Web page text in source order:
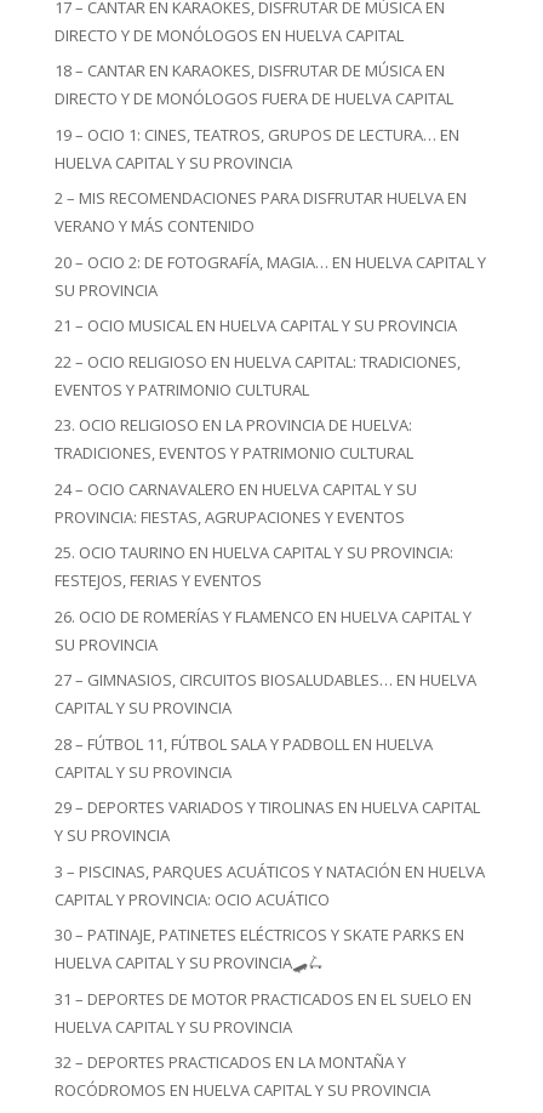
17 – CANTAR EN KARAOKES, DISFRUTAR DE MÚSICA EN
DIRECTO Y DE MONÓLOGOS EN HUELVA CAPITAL
18 – CANTAR EN KARAOKES, DISFRUTAR DE MÚSICA EN
DIRECTO Y DE MONÓLOGOS FUERA DE HUELVA CAPITAL
19 – OCIO 1: CINES, TEATROS, GRUPOS DE LECTURA… EN
HUELVA CAPITAL Y SU PROVINCIA
2 – MIS RECOMENDACIONES PARA DISFRUTAR HUELVA EN
VERANO Y MÁS CONTENIDO
20 – OCIO 2: DE FOTOGRAFÍA, MAGIA… EN HUELVA CAPITAL Y
SU PROVINCIA
21 – OCIO MUSICAL EN HUELVA CAPITAL Y SU PROVINCIA
22 – OCIO RELIGIOSO EN HUELVA CAPITAL: TRADICIONES,
EVENTOS Y PATRIMONIO CULTURAL
23. OCIO RELIGIOSO EN LA PROVINCIA DE HUELVA:
TRADICIONES, EVENTOS Y PATRIMONIO CULTURAL
24 – OCIO CARNAVALERO EN HUELVA CAPITAL Y SU
PROVINCIA: FIESTAS, AGRUPACIONES Y EVENTOS
25. OCIO TAURINO EN HUELVA CAPITAL Y SU PROVINCIA:
FESTEJOS, FERIAS Y EVENTOS
26. OCIO DE ROMERÍAS Y FLAMENCO EN HUELVA CAPITAL Y
SU PROVINCIA
27 – GIMNASIOS, CIRCUITOS BIOSALUDABLES… EN HUELVA
CAPITAL Y SU PROVINCIA
28 – FÚTBOL 11, FÚTBOL SALA Y PADBOLL EN HUELVA
CAPITAL Y SU PROVINCIA
29 – DEPORTES VARIADOS Y TIROLINAS EN HUELVA CAPITAL
Y SU PROVINCIA
3 – PISCINAS, PARQUES ACUÁTICOS Y NATACIÓN EN HUELVA
CAPITAL Y PROVINCIA: OCIO ACUÁTICO
30 – PATINAJE, PATINETES ELÉCTRICOS Y SKATE PARKS EN
HUELVA CAPITAL Y SU PROVINCIA🛹🛴
31 – DEPORTES DE MOTOR PRACTICADOS EN EL SUELO EN
HUELVA CAPITAL Y SU PROVINCIA
32 – DEPORTES PRACTICADOS EN LA MONTAÑA Y
ROCÓDROMOS EN HUELVA CAPITAL Y SU PROVINCIA